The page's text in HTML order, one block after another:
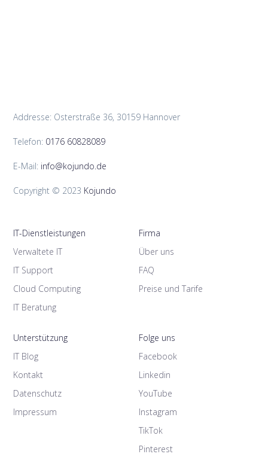
Addresse: Osterstraße 36, 30159 Hannover
Telefon: 0176 60828089
E-Mail: info@kojundo.de
Copyright © 2023 Kojundo
IT-Dienstleistungen
Verwaltete IT
IT Support
Cloud Computing
IT Beratung
Firma
Über uns
FAQ
Preise und Tarife
Unterstützung
IT Blog
Kontakt
Datenschutz
Impressum
Folge uns
Facebook
Linkedin
YouTube
Instagram
TikTok
Pinterest